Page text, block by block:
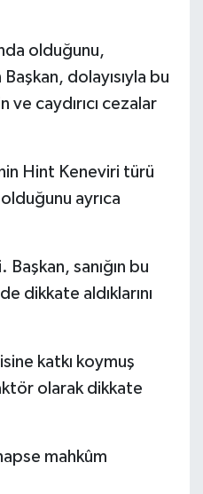
olduğunu,
dolayısıyla bu
caydırıcı cezalar
Hint Keneviri türü
ayrıca
sanığın bu
dikkate aldıklarını
katkı koymuş
olarak dikkate
mahkûm